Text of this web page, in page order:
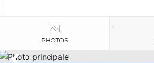
PHOTOS